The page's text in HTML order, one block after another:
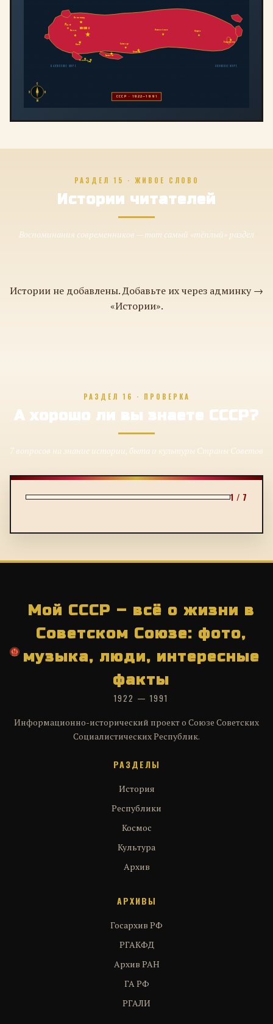
МОСКВА
Ленинград
Киев
Минск
Ташкент
Алма-Ата
Байконур
Новосибирск Иркутск
Владивосток
ТбилисиБаку
Рига
С
Ю
З
В
СССР · 1922—1991
БАЛТИЙСКОЕ МОРЕ ЯПОНСКОЕ МОРЕ
РАЗДЕЛ 15 · ЖИВОЕ СЛОВО
Истории читателей
Воспоминания современников — тот самый «тёплый» раздел
Истории не добавлены. Добавьте их через админку →
«Истории».
РАЗДЕЛ 16 · ПРОВЕРКА
А хорошо ли вы знаете СССР?
7 вопросов на знание истории, быта и культуры Страны Советов
1 / 7
Мой СССР – всё о жизни в
Советском Союзе: фото,
музыка, люди, интересные
факты
1922 — 1991
Информационно-исторический проект о Союзе Советских
Социалистических Республик.
РАЗДЕЛЫ
История
Республики
Космос
Культура
Архив
АРХИВЫ
Госархив РФ
РГАКФД
Архив РАН
ГА РФ
РГАЛИ